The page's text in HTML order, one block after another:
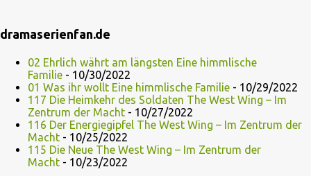
dramaserienfan.de
02 Ehrlich währt am längsten Eine himmlische
Familie - 10/30/2022
01 Was ihr wollt Eine himmlische Familie - 10/29/2022
117 Die Heimkehr des Soldaten The West Wing – Im
Zentrum der Macht - 10/27/2022
116 Der Energiegipfel The West Wing – Im Zentrum der
Macht - 10/25/2022
115 Die Neue The West Wing – Im Zentrum der
Macht - 10/23/2022